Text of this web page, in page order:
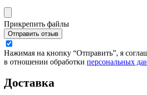
Прикрепить файлы
Отправить отзыв
Нажимая на кнопку “Отправить”, я
в отношении обработки персональных
Доставка